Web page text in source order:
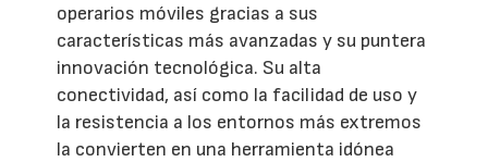
operarios móviles gracias a sus
características más avanzadas y su puntera
innovación tecnológica. Su alta
conectividad, así como la facilidad de uso y
la resistencia a los entornos más extremos
la convierten en una herramienta idónea